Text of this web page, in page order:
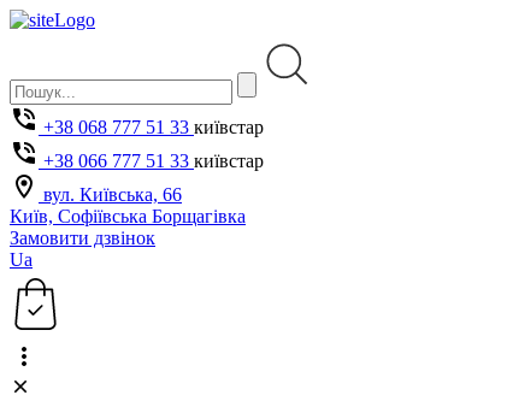
+38 068 777 51 33 київстар
+38 066 777 51 33 київстар
вул. Київська, 66
Київ, Софіївська Борщагівка
Замовити дзвінок
Ua